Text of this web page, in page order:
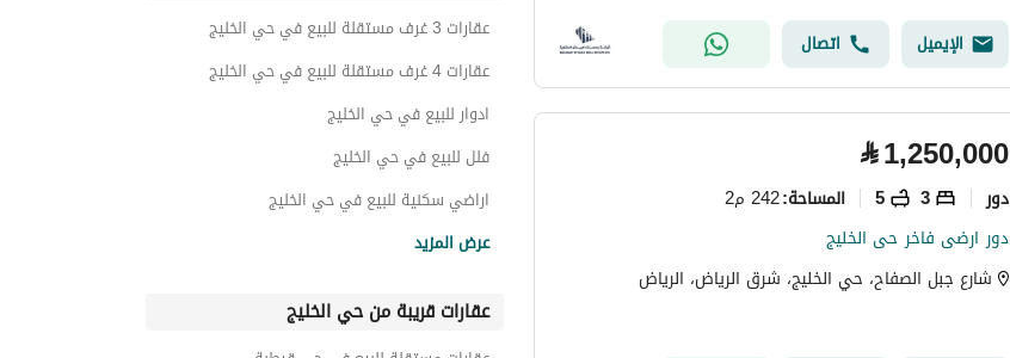
الإيميل اتصال
⃁1,250,000
دور 3
5 المساحة:242 م2
دور ارضى فاخر حى الخليج
شارع جبل الصفاح، حي الخليج، شرق الرياض، الرياض
عقارات 3 غرف مستقلة للبيع في حي الخليج
عقارات 4 غرف مستقلة للبيع في حي الخليج
ادوار للبيع في حي الخليج
فلل للبيع في حي الخليج
اراضي سكنية للبيع في حي الخليج
استراحات للبيع في حي الخليج
عرض المزيد
عقارات قريبة من حي الخليج